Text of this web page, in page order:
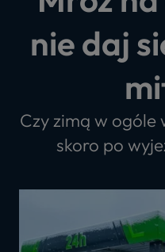
nie daj
Czy zimą w
skoro po